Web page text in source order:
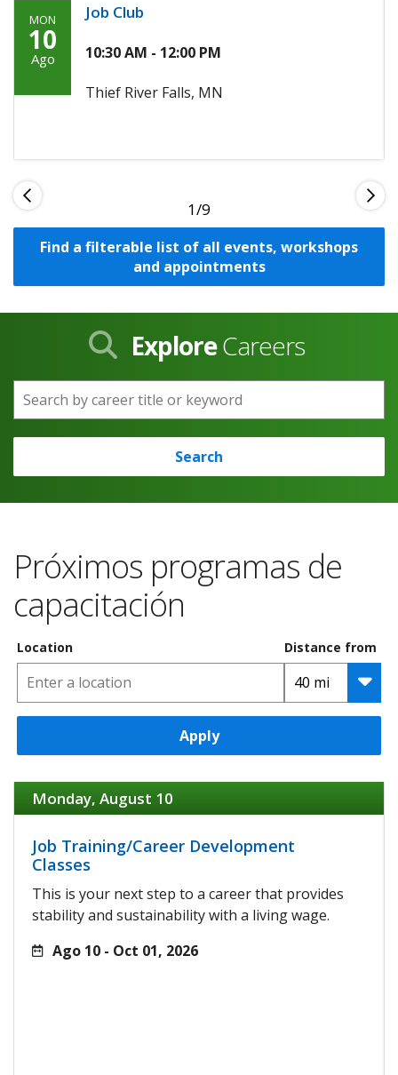
Monday,
Agosto
2026
MON
10
Ago
Job Club
10:30 AM - 12:00 PM
Thief River Falls, MN
1
Find a filterable list of all events, workshops
and appointments
ExploreCareers
Search by career title or keyword
Search
Próximos programas de
capacitación
Location Distance from
Apply
Monday, August 10
Job Training/Career Development
Classes
This is your next step to a career that provides
stability and sustainability with a living wage.
Ago 10 - Oct 01, 2026